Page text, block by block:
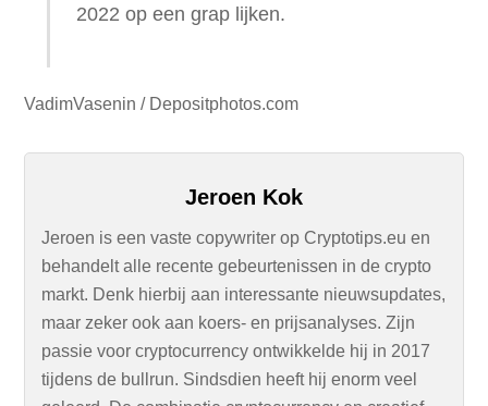
Jeroen Kok
Jeroen is een vaste copywriter op Cryptotips.eu en
behandelt alle recente gebeurtenissen in de crypto
markt. Denk hierbij aan interessante nieuwsupdates,
maar zeker ook aan koers- en prijsanalyses. Zijn
passie voor cryptocurrency ontwikkelde hij in 2017
tijdens de bullrun. Sindsdien heeft hij enorm veel
2022 op een grap lijken.
VadimVasenin / Depositphotos.com